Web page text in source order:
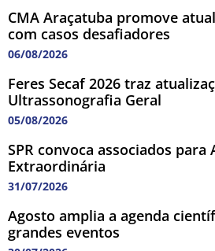
CMA Araçatuba promove
com casos desafiadores
06/08/2026
Feres Secaf 2026 traz
Ultrassonografia Geral
05/08/2026
SPR convoca associados para
Extraordinária
31/07/2026
Agosto amplia a agenda
grandes eventos